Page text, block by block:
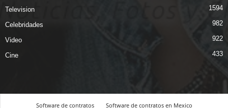
Television 1594
Celebridades 982
Video 922
Cine 433
Software de contratos Software de contratos en Mexico